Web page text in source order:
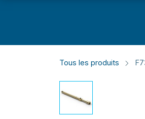
Tous les produits